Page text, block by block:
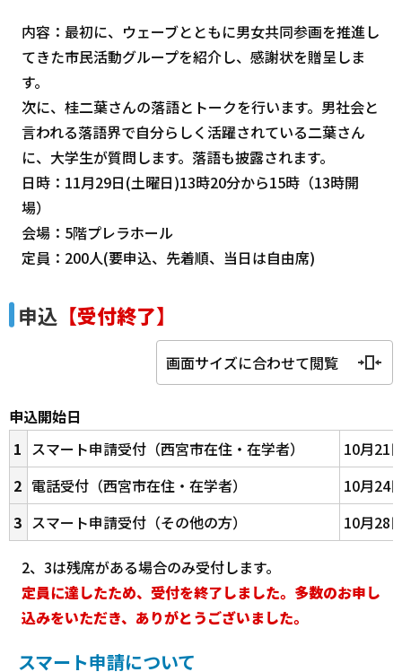
内容：最初に、ウェーブとともに男女共同参画を推進し
てきた市民活動グループを紹介し、感謝状を贈呈しま
す。
次に、桂二葉さんの落語とトークを行います。男社会と
言われる落語界で自分らしく活躍されている二葉さん
に、大学生が質問します。落語も披露されます。
日時：11月29日(土曜日)13時20分から15時（13時開
場）
会場：5階プレラホール
定員：200人(要申込、先着順、当日は自由席)
申込 【受付終了】
画面サイズに合わせて閲覧
申込開始日
1 スマート申請受付（西宮市在住・在学者）
10月21
2 電話受付（西宮市在住・在学者）
10月24
3 スマート申請受付（その他の方） 10月28
2、3は残席がある場合のみ受付します。
定員に達したため、受付を終了しました。多数のお申し
込みをいただき、ありがとうございました。
スマート申請について